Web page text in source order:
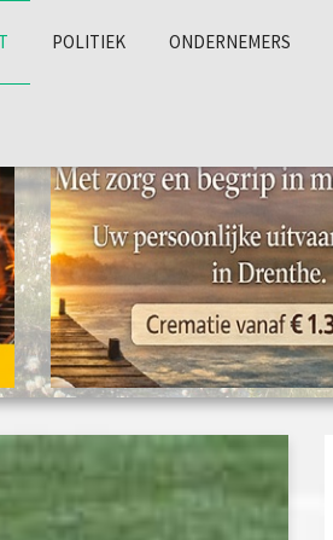
POLITIEK ONDERNEMERS